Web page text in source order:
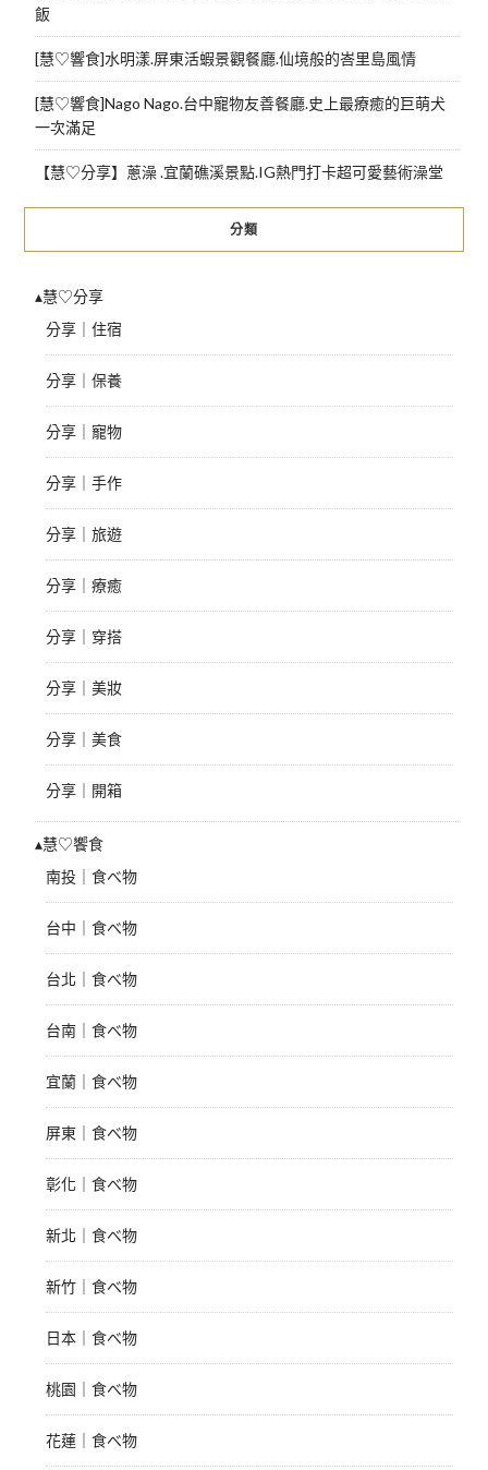
飯
[慧♡響食]水明漾.屏東活蝦景觀餐廳.仙境般的峇里島風情
[慧♡響食]Nago Nago.台中寵物友善餐廳.史上最療癒的巨萌犬
一次滿足
【慧♡分享】蔥澡 .宜蘭礁溪景點.IG熱門打卡超可愛藝術澡堂
分類
▴慧♡分享
分享｜住宿
分享｜保養
分享｜寵物
分享｜手作
分享｜旅遊
分享｜療癒
分享｜穿搭
分享｜美妝
分享｜美食
分享｜開箱
▴慧♡饗食
南投｜食べ物
台中｜食べ物
台北｜食べ物
台南｜食べ物
宜蘭｜食べ物
屏東｜食べ物
彰化｜食べ物
新北｜食べ物
新竹｜食べ物
日本｜食べ物
桃園｜食べ物
花蓮｜食べ物